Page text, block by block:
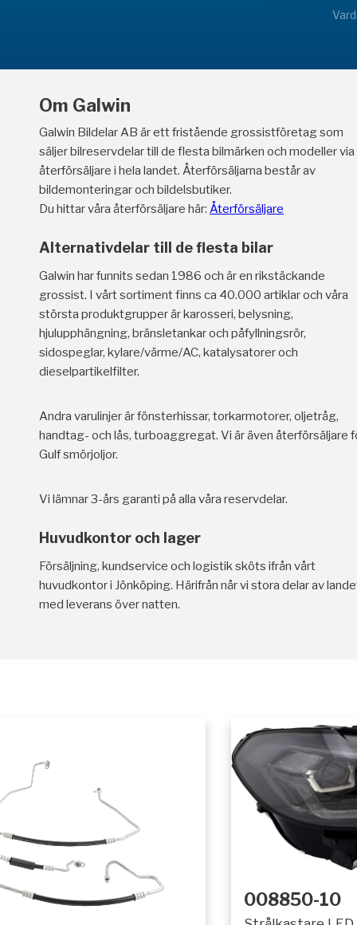
Om Galwin
Galwin Bildelar AB är ett fristående grossistföretag som
säljer bilreservdelar till de flesta bilmärken och modeller via
återförsäljare i hela landet. Återförsäljarna består av
bildemonteringar och bildelsbutiker.
Du hittar våra återförsäljare här: Återförsäljare
Alternativdelar till de flesta bilar
Galwin har funnits sedan 1986 och är en rikstäckande
grossist. I vårt sortiment finns ca 40.000 artiklar och våra
största produktgrupper är karosseri, belysning,
hjulupphängning, bränsletankar och påfyllningsrör,
sidospeglar, kylare/värme/AC, katalysatorer och
dieselpartikelfilter.
Andra varulinjer är fönsterhissar, torkarmotorer, oljetråg,
handtag- och lås, turboaggregat. Vi är även återförsäljare
Gulf smörjoljor.
Vi lämnar 3-års garanti på alla våra reservdelar.
Huvudkontor och lager
Försäljning, kundservice och logistik sköts ifrån vårt
huvudkontor i Jönköping. Härifrån når vi stora delar av
med leverans över natten.
008850-10